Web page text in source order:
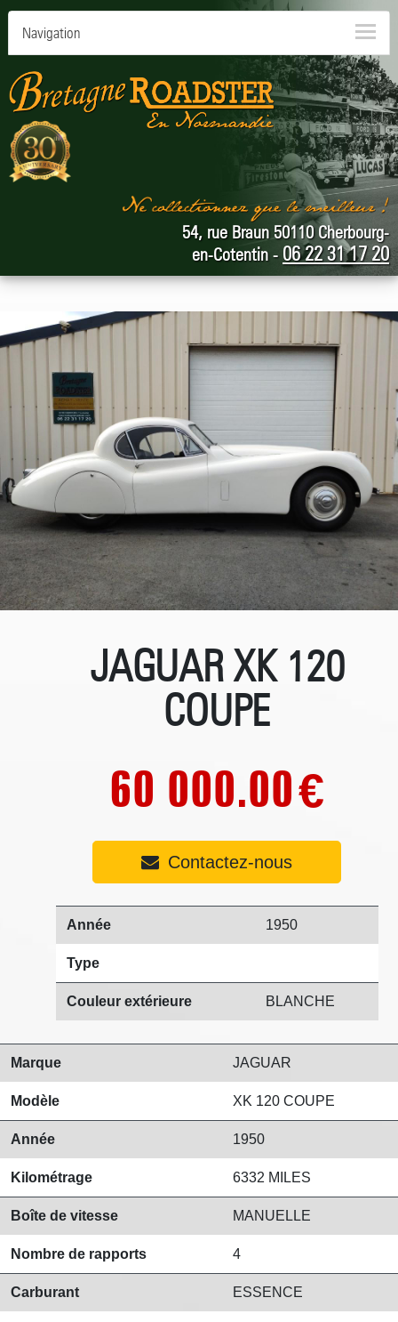
Navigation
54, rue Braun 50110 Cherbourg-
en-Cotentin - 06 22 31 17 20
JAGUAR XK 120
COUPE
60 000.00€
Contactez-nous
Année 1950
Type
Couleur extérieure BLANCHE
Marque JAGUAR
Modèle XK 120 COUPE
Année 1950
Kilométrage 6332 MILES
Boîte de vitesse MANUELLE
Nombre de rapports 4
Carburant ESSENCE